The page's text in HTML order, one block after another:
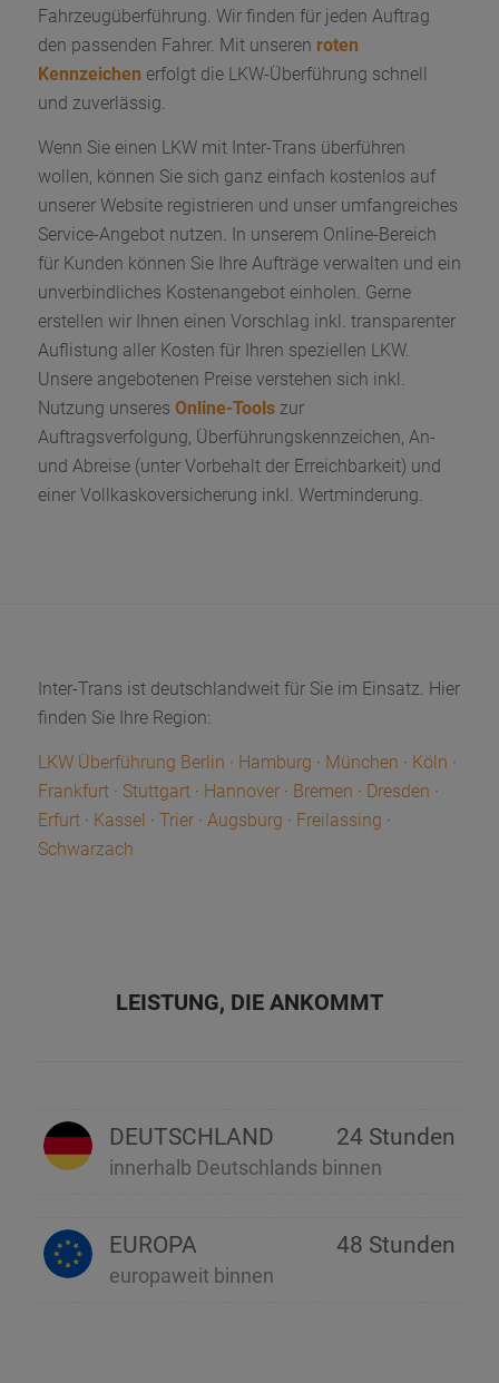
Fahrzeugüberführung. Wir finden für jeden Auftrag
den passenden Fahrer. Mit unseren roten
Kennzeichen erfolgt die LKW-Überführung schnell
und zuverlässig.
Wenn Sie einen LKW mit Inter-Trans überführen
wollen, können Sie sich ganz einfach kostenlos auf
unserer Website registrieren und unser umfangreiches
Service-Angebot nutzen. In unserem Online-Bereich
für Kunden können Sie Ihre Aufträge verwalten und ein
unverbindliches Kostenangebot einholen. Gerne
erstellen wir Ihnen einen Vorschlag inkl. transparenter
Auflistung aller Kosten für Ihren speziellen LKW.
Unsere angebotenen Preise verstehen sich inkl.
Nutzung unseres Online-Toolszur
Auftragsverfolgung, Überführungskennzeichen, An-
und Abreise (unter Vorbehalt der Erreichbarkeit) und
einer Vollkaskoversicherung inkl. Wertminderung.
Inter-Trans ist deutschlandweit für Sie im Einsatz. Hier
finden Sie Ihre Region:
LKW Überführung Berlin · Hamburg · München · Köln ·
Frankfurt· Stuttgart· Hannover· Bremen · Dresden ·
Erfurt· Kassel · Trier· Augsburg · Freilassing ·
Schwarzach
LEISTUNG, DIE ANKOMMT
DEUTSCHLAND 24 Stunden
innerhalb Deutschlands binnen
EUROPA 48 Stunden
europaweit binnen